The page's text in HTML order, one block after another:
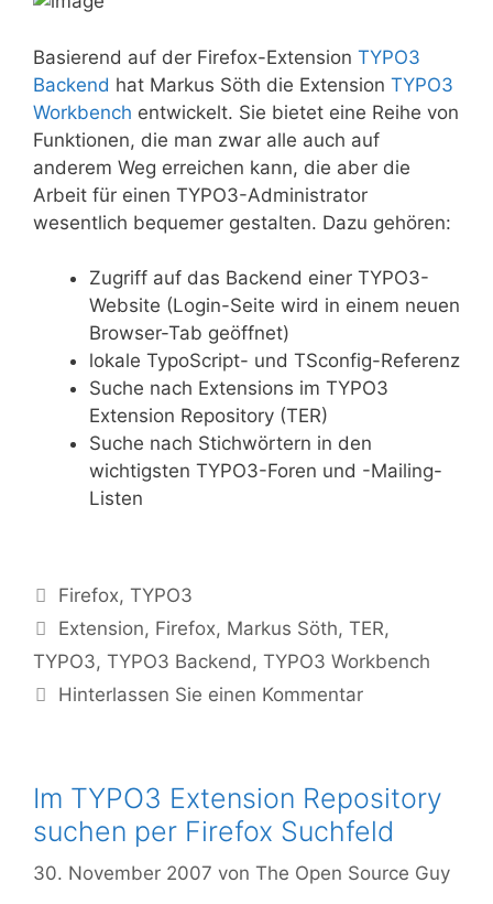
Basierend auf der Firefox-Extension TYPO3
Backend hat Markus Söth die Extension TYPO3
Workbench entwickelt. Sie bietet eine Reihe von
Funktionen, die man zwar alle auch auf
anderem Weg erreichen kann, die aber die
Arbeit für einen TYPO3-Administrator
wesentlich bequemer gestalten. Dazu gehören:
Zugriff auf das Backend einer TYPO3-
Website (Login-Seite wird in einem neuen
Browser-Tab geöffnet)
lokale TypoScript- und TSconfig-Referenz
Suche nach Extensions im TYPO3
Extension Repository (TER)
Suche nach Stichwörtern in den
wichtigsten TYPO3-Foren und -Mailing-
Listen
Kategorien
Firefox,TYPO3
Tags
Extension, Firefox, Markus Söth,TER,
TYPO3, TYPO3 Backend , TYPO3 Workbench
Hinterlassen Sie einen Kommentar
Im TYPO3 Extension Repository
suchen per Firefox Suchfeld
30. November 2007 von The Open Source Guy